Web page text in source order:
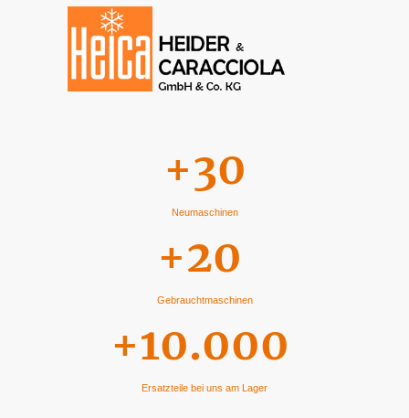
+30
Neumaschinen
+20
Gebrauchtmaschinen
+10.000
Ersatzteile bei uns am Lager